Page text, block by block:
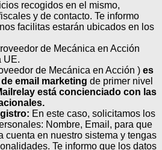
recogidos en el mismo,
y de contacto. Te informo
facilitas estarán ubicados en los
de Mecánica en Acción
UE.
de Mecánica en Acción ) es
email marketing de primer nivel
está concienciado con las
En este caso, solicitamos los
Nombre, Email, para que
cuenta en nuestro sistema y tengas
Te informo que los datos